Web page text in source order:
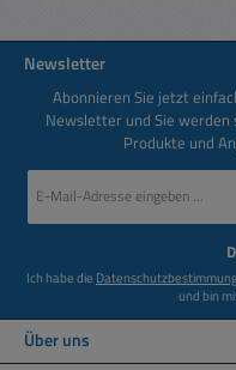
Newsletter
Abonnieren Sie jetzt
Newsletter und Sie
Produkte und
Mail-
Ich habe die
und bin
Über uns